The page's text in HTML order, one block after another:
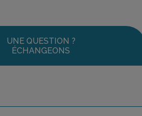
UNE QUESTION ?
ÉCHANGEONS